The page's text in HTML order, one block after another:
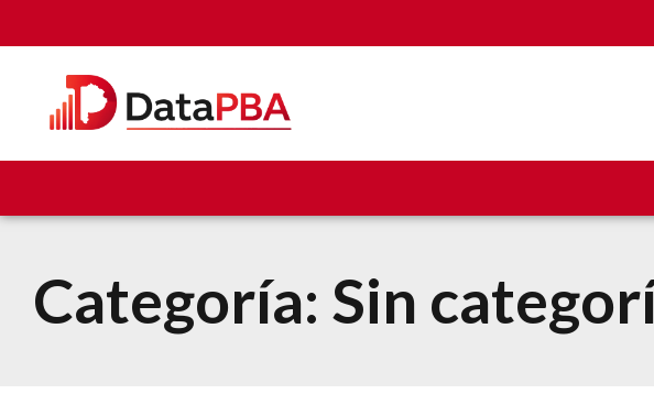
Categoría: Sin